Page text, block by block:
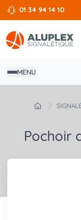
01 34 94 14 10
MENU
Pochoir